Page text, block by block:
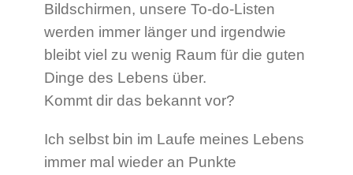
Bildschirmen, unsere To-do-Listen
werden immer länger und irgendwie
bleibt viel zu wenig Raum für die guten
Dinge des Lebens über.
Kommt dir das bekannt vor?
Ich selbst bin im Laufe meines Lebens
immer mal wieder an Punkte